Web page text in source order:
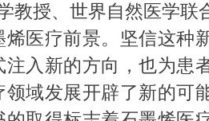
教授、世界自然医学联
烯医疗前景。坚信这种
注入新的方向，也为患
领域发展开辟了新的可